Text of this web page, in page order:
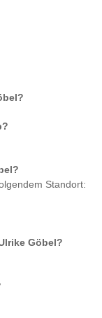
?
?
Standort:
Göbel?